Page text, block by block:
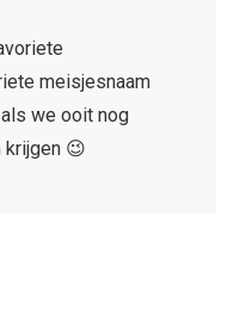
meisjesnaam
we ooit nog
krijgen 😉